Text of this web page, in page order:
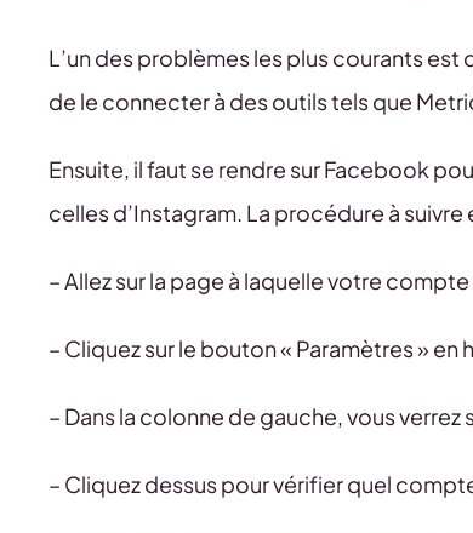
L’un des problèmes les plus courants
de le connecter à des outils tels que
Ensuite, il faut se rendre sur Facebook
celles d’Instagram. La procédure à suivre
– Allez sur la page à laquelle votre
– Cliquez sur le bouton « Paramètres » en
– Dans la colonne de gauche, vous
– Cliquez dessus pour vérifier quel